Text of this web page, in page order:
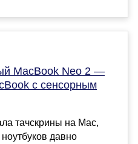
MacBook Neo 2 —
с сенсорным
тачскрины на Mac,
давно